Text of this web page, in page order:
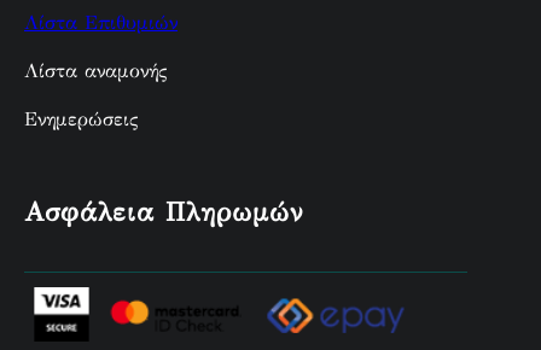
Λίστα Επιθυμιών
Λίστα αναμονής
Ενημερώσεις
Ασφάλεια Πληρωμών